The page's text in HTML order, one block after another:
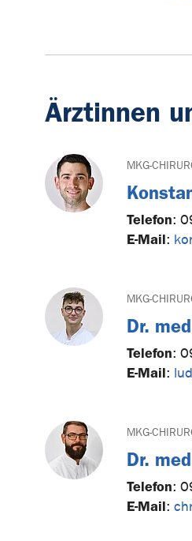
Ärztinnen
MKG-
Telefon:
E-Mail:
MKG-
Dr.
Telefon:
E-Mail:
MKG-
Dr.
Telefon:
E-Mail: